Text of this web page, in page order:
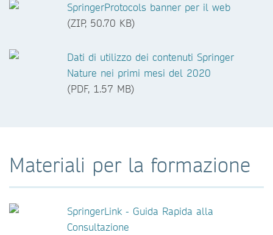
SpringerProtocols banner per il web
(ZIP, 50.70 KB)
Dati di utilizzo dei contenuti Springer
Nature nei primi mesi del 2020
(PDF, 1.57 MB)
Materiali per la formazione
SpringerLink - Guida Rapida alla
Consultazione